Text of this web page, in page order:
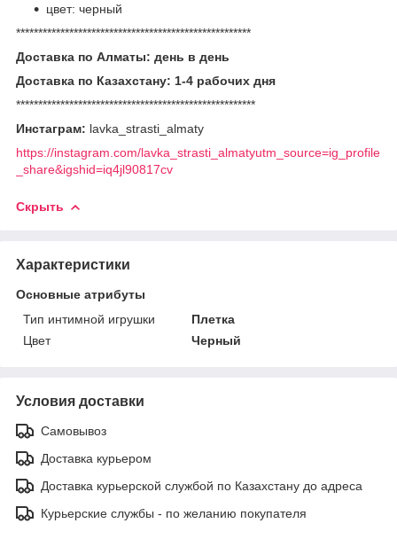
цвет: черный
*****************************************************
Доставка по Алматы: день в день
Доставка по Казахстану: 1-4 рабочих дня
******************************************************
Инстаграм: lavka_strasti_almaty
https://instagram.com/lavka_strasti_almatyutm_source=ig_profile
_share&igshid=iq4jl90817cv
Скрыть
Характеристики
Основные атрибуты
Тип интимной игрушки
Плетка
Цвет
Черный
Условия доставки
Самовывоз
Доставка курьером
Доставка курьерской службой по Казахстану до адреса
Курьерские службы - по желанию покупателя